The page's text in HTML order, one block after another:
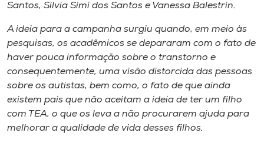
Santos, Silvia Simi dos Santos e Vanessa Balestrin.
A ideia para a campanha surgiu quando, em meio às
pesquisas, os acadêmicos se depararam com o fato de
haver pouca informação sobre o transtorno e
consequentemente, uma visão distorcida das pessoas
sobre os autistas, bem como, o fato de que ainda
existem pais que não aceitam a ideia de ter um filho
com TEA, o que os leva a não procurarem ajuda para
melhorar a qualidade de vida desses filhos.